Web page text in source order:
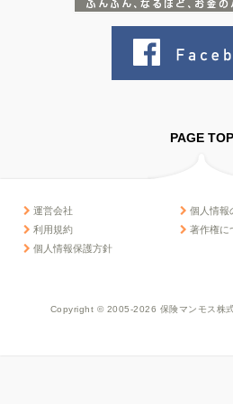
PAGE TOP
運営会社
利用規約
個人情報保護方針
個人情報
著作権に
Copyright © 2005-2026 保険マンモス株